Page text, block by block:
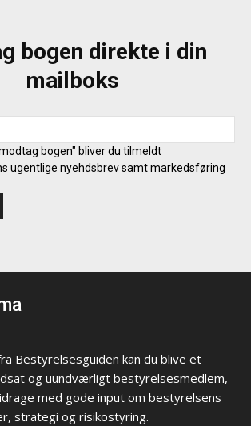
bogen direkte i din
mailboks
bogen" bliver du tilmeldt
ugentlige nyehdsbrev samt markedsføring
Bestyrelsesguiden kan du blive et
og uundværligt bestyrelsesmedlem,
med gode input om bestyrelsens
strategi og risikostyring.